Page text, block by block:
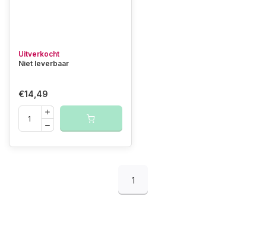
Uitverkocht
Niet leverbaar
€14,49
1